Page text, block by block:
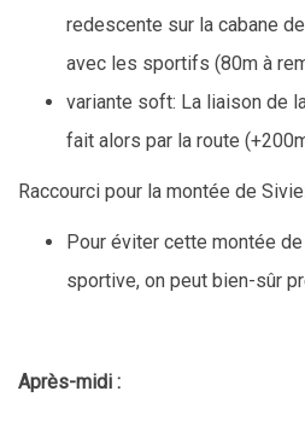
redescente sur la cabane
avec les sportifs (80m à
variante soft: La liaison de
fait alors par la route
Raccourci pour la montée de
Pour éviter cette montée
sportive, on peut bien-sûr
Après-midi :